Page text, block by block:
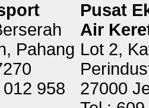
Pahang
958
Pusat
Air
Lot 2,
27000